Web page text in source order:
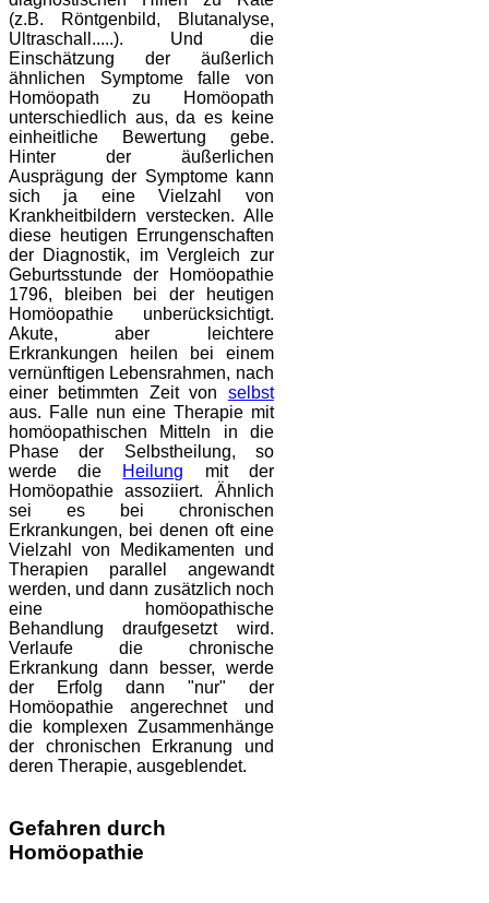
(z.B. Röntgenbild, Blutanalyse,
Ultraschall.....). Und die
Einschätzung der äußerlich
ähnlichen Symptome falle von
Homöopath zu Homöopath
unterschiedlich aus, da es keine
einheitliche Bewertung gebe.
Hinter der äußerlichen
Ausprägung der Symptome kann
sich ja eine Vielzahl von
Krankheitbildern verstecken. Alle
diese heutigen Errungenschaften
der Diagnostik, im Vergleich zur
Geburtsstunde der Homöopathie
1796, bleiben bei der heutigen
Homöopathie unberücksichtigt.
Akute, aber leichtere
Erkrankungen heilen bei einem
vernünftigen Lebensrahmen, nach
einer betimmten Zeit von selbst
aus. Falle nun eine Therapie mit
homöopathischen Mitteln in die
Phase der Selbstheilung, so
werde die Heilung mit der
Homöopathie assoziiert. Ähnlich
sei es bei chronischen
Erkrankungen, bei denen oft eine
Vielzahl von Medikamenten und
Therapien parallel angewandt
werden, und dann zusätzlich noch
eine homöopathische
Behandlung draufgesetzt wird.
Verlaufe die chronische
Erkrankung dann besser, werde
der Erfolg dann "nur" der
Homöopathie angerechnet und
die komplexen Zusammenhänge
der chronischen Erkranung und
deren Therapie, ausgeblendet.
Gefahren durch
Homöopathie